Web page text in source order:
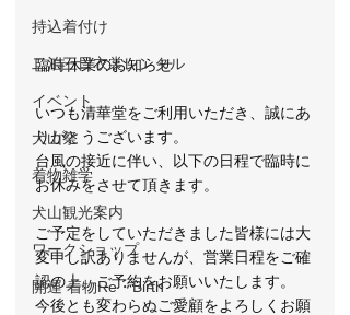
持込着付け
二泊三日衣裳レンタル
イベント
犬山祭
着物雑学
犬山観光案内
ワークショップ
開運 着物Re・Birth
臨時休業のお知らせ
いつも清華堂をご利用いただき、誠にあ
りがとうございます。
台風の接近に伴い、以下の日程で臨時に
お休みをさせて頂きます。
ご予定をしていただきました皆様には大
変申し訳ありませんが、営業日程をご確
認の上、ご予約をお願いいたします。
今後とも変わらぬご愛顧をよろしくお願